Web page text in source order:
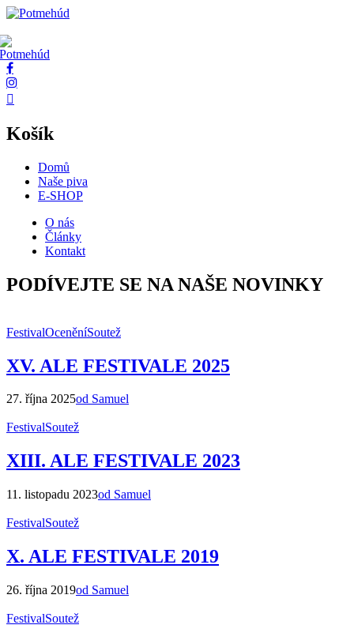
Košík
Domů
Naše piva
E-SHOP
O nás
Články
Kontakt
PODÍVEJTE SE NA NAŠE NOVINKY
FestivalOceněníSoutež
XV. ALE FESTIVALE 2025
27. října 2025od Samuel
FestivalSoutež
XIII. ALE FESTIVALE 2023
11. listopadu 2023od Samuel
FestivalSoutež
X. ALE FESTIVALE 2019
26. října 2019od Samuel
FestivalSoutež